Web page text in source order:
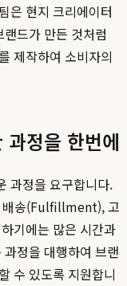
은 현지 크리에이터
드가 만든 것처럼
제작하여 소비자의
정을 한번에
과정을 요구합니다.
배송(Fulfillment), 고
기에는 많은 시간과
정을 대행하여 브랜
수 있도록 지원합니